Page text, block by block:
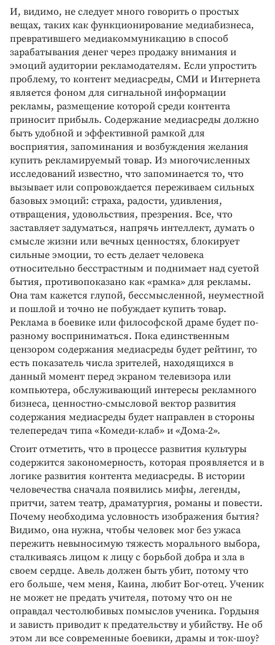
И, видимо, не следует много говорить о простых
вещах, таких как функционирование медиабизнеса,
превратившего медиакоммуникацию в способ
зарабатывания денег через продажу внимания и
эмоций аудитории рекламодателям. Если упростить
проблему, то контент медиасреды, СМИ и Интернета
является фоном для сигнальной информации
рекламы, размещение которой среди контента
приносит прибыль. Содержание медиасреды должно
быть удобной и эффективной рамкой для
восприятия, запоминания и возбуждения желания
купить рекламируемый товар. Из многочисленных
исследований известно, что запоминается то, что
вызывает или сопровождается переживаем сильных
базовых эмоций: страха, радости, удивления,
отвращения, удовольствия, презрения. Все, что
заставляет задуматься, напрячь интеллект, думать о
смысле жизни или вечных ценностях, блокирует
сильные эмоции, то есть делает человека
относительно бесстрастным и поднимает над суетой
бытия, противопоказано как «рамка» для рекламы.
Она там кажется глупой, бессмысленной, неуместной
и пошлой и точно не побуждает купить товар.
Реклама в боевике или философской драме будет по-
разному восприниматься. Пока единственным
цензором содержания медиасреды будет рейтинг, то
есть показатель числа зрителей, находящихся в
данный момент перед экраном телевизора или
компьютера, обслуживающий интересы рекламного
бизнеса, ценностно-смысловой вектор развития
содержания медиасреды будет направлен в стороны
телепередач типа «Комеди-клаб» и «Дома-2».
Стоит отметить, что в процессе развития культуры
содержится закономерность, которая проявляется и в
логике развития контента медиасреды. В истории
человечества сначала появились мифы, легенды,
притчи, затем театр, драматургия, романы и повести.
Почему необходима условность изображения бытия?
Видимо, она нужна, чтобы человек мог без ужаса
пережить невыносимую тяжесть морального выбора,
сталкиваясь лицом к лицу с борьбой добра и зла в
своем сердце. Авель должен быть убит, потому что
его больше, чем меня, Каина, любит Бог-отец. Ученик
не может не предать учителя, потому что он не
оправдал честолюбивых помыслов ученика. Гордыня
и зависть приводит к предательству и убийству. Не об
этом ли все современные боевики, драмы и ток-шоу?